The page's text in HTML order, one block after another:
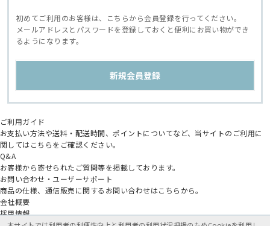
初めてご利用のお客様は、こちらから会員登録を行ってください。
メールアドレスとパスワードを登録しておくと便利にお買い物ができ
るようになります。
ご利用ガイド
お支払い方法や送料・配送時間、ポイントについてなど、当サイトのご利用に
関してはこちらをご確認ください。
Q&A
お客様から寄せられたご質問等を掲載しております。
お問い合わせ・ユーザーサポート
商品の仕様、通信販売に関するお問い合わせはこちらから。
会社概要
採用情報